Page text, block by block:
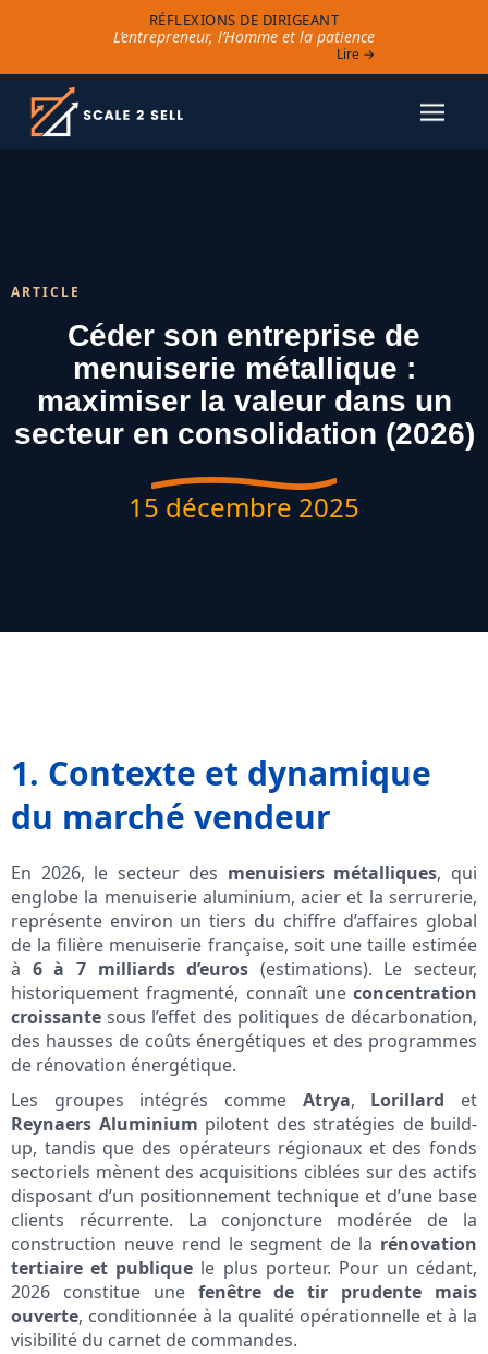
RÉFLEXIONS DE DIRIGEANT
L’entrepreneur, l’Homme et la patience
Lire →
ARTICLE
Céder son entreprise de
menuiserie métallique :
maximiser la valeur dans un
secteur en consolidation (2026)
15 décembre 2025
1. Contexte et dynamique
du marché vendeur
En 2026, le secteur des menuisiers métalliques, qui
englobe la menuiserie aluminium, acier et la serrurerie,
représente environ un tiers du chiffre d’affaires global
de la filière menuiserie française, soit une taille estimée
à 6 à 7 milliards d’euros (estimations). Le secteur,
historiquement fragmenté, connaît une concentration
croissante sous l’effet des politiques de décarbonation,
des hausses de coûts énergétiques et des programmes
de rénovation énergétique.
Les groupes intégrés comme Atrya, Lorillard et
Reynaers Aluminium pilotent des stratégies de build-
up, tandis que des opérateurs régionaux et des fonds
sectoriels mènent des acquisitions ciblées sur des actifs
disposant d’un positionnement technique et d’une base
clients récurrente. La conjoncture modérée de la
construction neuve rend le segment de la rénovation
tertiaire et publique le plus porteur. Pour un cédant,
2026 constitue une fenêtre de tir prudente mais
ouverte, conditionnée à la qualité opérationnelle et à la
visibilité du carnet de commandes.